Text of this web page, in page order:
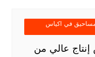
مساحيق في اكياس
سكر 4روؤس إنتاج عالي من